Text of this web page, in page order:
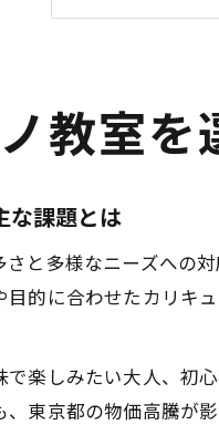
ピアノ
東京都
ピア
東京都
大人初
東京都
教室を
な課題とは
と多様なニーズへの
的に合わせたカリキ
楽しみたい大人、初
東京都の物価高騰が